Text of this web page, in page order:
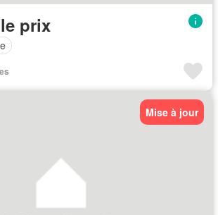
prix
Mise à jour